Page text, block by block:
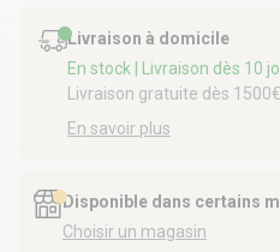
Livraison à domicile
En stock
| Livraison dès 10
Livraison gratuite dès
En savoir plus
Disponible dans certains
Choisir un magasin